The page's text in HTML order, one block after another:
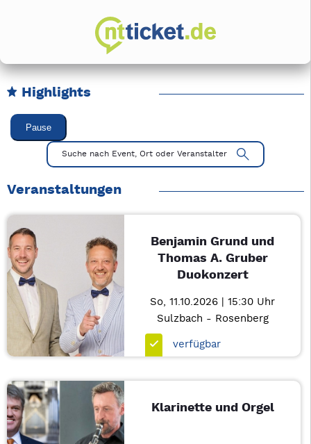
Highlights
Karussell Veranstaltungen überspringen
Pause
Mit Tab zu den Steuerelementen wechseln. Mit Pfeiltasten
Suche nach Event, Ort oder Veranstalter
Veranstaltungen
Benjamin Grund und
Thomas A. Gruber
Duokonzert
So, 11.10.2026 | 15:30 Uhr
Sulzbach - Rosenberg
verfügbar
Klarinette und Orgel